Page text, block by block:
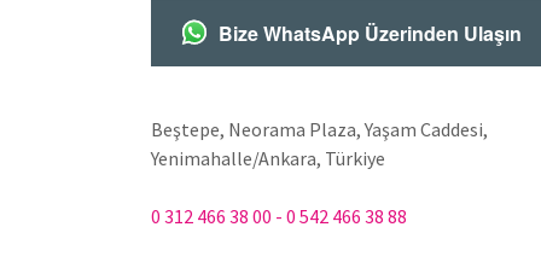
Bize WhatsApp Üzerinden Ulaşın
Beştepe, Neorama Plaza, Yaşam Caddesi,
Yenimahalle/Ankara, Türkiye
0 312 466 38 00 - 0 542 466 38 88